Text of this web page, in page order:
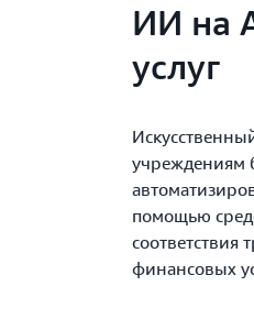
ИИ на
услуг
учреждениям
помощью
соответствия
финансовых